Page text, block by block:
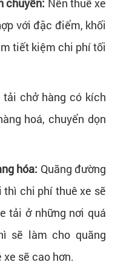
chuyển: Nên thuê xe
với đặc điểm, khối
tiết kiệm chi phí tối
tải chở hàng có kích
hoá, chuyển dọn
hóa: Quãng đường
thì chi phí thuê xe sẽ
tải ở những nơi quá
sẽ làm cho quãng
sẽ cao hơn.